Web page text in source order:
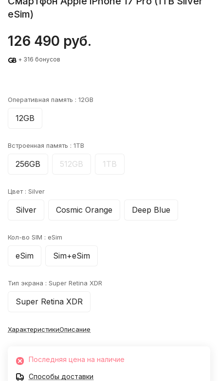
eSim)
126 490 руб.
+ 316 бонусов
Оперативная память : 12GB
12GB
Встроенная память : 1TB
256GB 512GB 1TB
Цвет : Silver
Silver Cosmic Orange Deep Blue
Кол-во SIM : eSim
eSim Sim+eSim
Тип экрана : Super Retina XDR
Super Retina XDR
ХарактеристикиОписание
Последняя цена на наличие
Способы доставки